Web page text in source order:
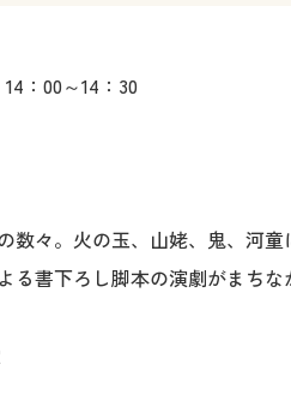
：00～14：30
数々。火の玉、山姥、鬼、河
る書下ろし脚本の演劇がまちな